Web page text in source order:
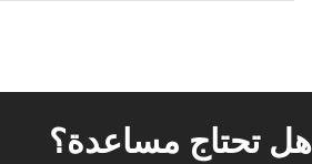
هل تحتاج مساعدة؟